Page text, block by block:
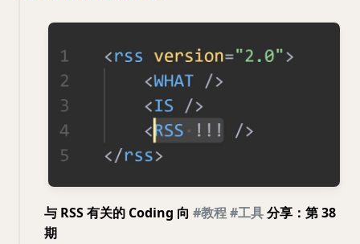
与 RSS 有关的 Coding 向 #教程#工具分享：第 38
期